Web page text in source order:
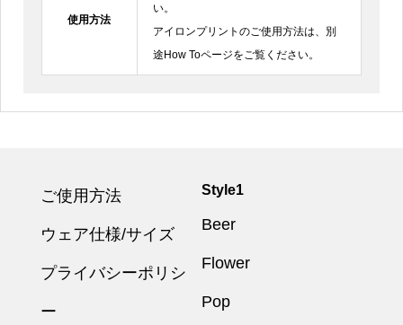
使用方法
い。
アイロンプリントのご使用方法は、別
途How Toページをご覧ください。
ご使用方法
ウェア仕様/サイズ
プライバシーポリシ
ー
Style1
Beer
Flower
Pop